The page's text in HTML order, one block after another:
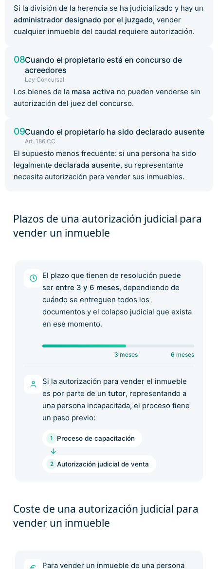
Si la división de la herencia se ha judicializado y hay un
administrador designado por el juzgado, vender
cualquier inmueble del caudal requiere autorización.
08Cuando el propietario está en concurso de
acreedores
Ley Concursal
Los bienes de la masa activa no pueden venderse sin
autorización del juez del concurso.
09Cuando el propietario ha sido declarado ausente
Art. 186 CC
El supuesto menos frecuente: si una persona ha sido
legalmente declarada ausente, su representante
necesita autorización para vender sus inmuebles.
Plazos de una autorización judicial para
vender un inmueble
El plazo que tienen de resolución puede
serentre 3 y 6 meses, dependiendo de
cuándo se entreguen todos los
documentos y el colapso judicial que exista
en ese momento.
3 meses 6 meses
Si la autorización para vender el inmueble
es por parte de untutor, representando a
una persona incapacitada, el proceso tiene
un paso previo:
1 Proceso de capacitación
2 Autorización judicial de venta
Coste de una autorización judicial para
vender un inmueble
Para vender un inmueble de una persona